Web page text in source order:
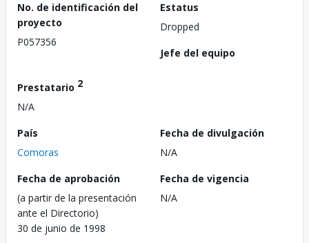
No. de identificación del
proyecto
P057356
Estatus
Dropped
Jefe del equipo
Prestatario 2
N/A
País
Comoras
Fecha de divulgación
N/A
Fecha de aprobación
(a partir de la presentación
ante el Directorio)
30 de junio de 1998
Fecha de vigencia
N/A